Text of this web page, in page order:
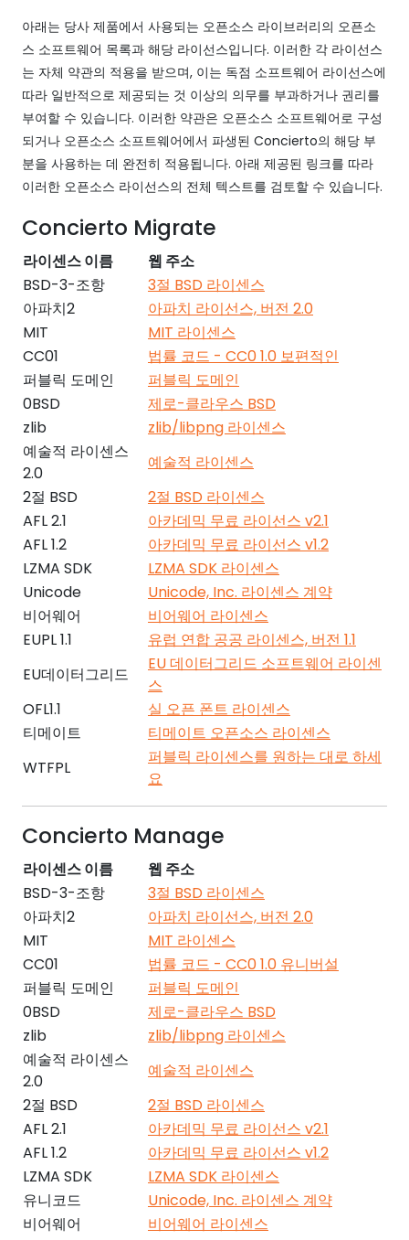
아래는 당사 제품에서 사용되는 오픈소스 라이브러리의 오픈소
스 소프트웨어 목록과 해당 라이선스입니다. 이러한 각 라이선스
는 자체 약관의 적용을 받으며, 이는 독점 소프트웨어 라이선스에
따라 일반적으로 제공되는 것 이상의 의무를 부과하거나 권리를
부여할 수 있습니다. 이러한 약관은 오픈소스 소프트웨어로 구성
되거나 오픈소스 소프트웨어에서 파생된 Concierto의 해당 부
분을 사용하는 데 완전히 적용됩니다. 아래 제공된 링크를 따라
이러한 오픈소스 라이선스의 전체 텍스트를 검토할 수 있습니다.
Concierto Migrate
라이센스 이름
웹 주소
BSD-3-조항
3절 BSD 라이센스
아파치2
아파치 라이선스, 버전 2.0
MIT
MIT 라이센스
CC01
법률 코드 - CC0 1.0 보편적인
퍼블릭 도메인
퍼블릭 도메인
0BSD
제로-클라우스 BSD
zlib
zlib/libpng 라이센스
예술적 라이센스
2.0
예술적 라이센스
2절 BSD
2절 BSD 라이센스
AFL 2.1
아카데믹 무료 라이선스 v2.1
AFL 1.2
아카데믹 무료 라이선스 v1.2
LZMA SDK
LZMA SDK 라이센스
Unicode
Unicode, Inc. 라이센스 계약
비어웨어
비어웨어 라이센스
EUPL 1.1
유럽 연합 공공 라이센스, 버전 1.1
EU데이터그리드
EU 데이터그리드 소프트웨어 라이센
스
OFL1.1
실 오픈 폰트 라이센스
티메이트
티메이트 오픈소스 라이센스
WTFPL
퍼블릭 라이센스를 원하는 대로 하세
요
Concierto Manage
라이센스 이름
웹 주소
BSD-3-조항
3절 BSD 라이센스
아파치2
아파치 라이선스, 버전 2.0
MIT
MIT 라이센스
CC01
법률 코드 - CC0 1.0 유니버설
퍼블릭 도메인
퍼블릭 도메인
0BSD
제로-클라우스 BSD
zlib
zlib/libpng 라이센스
예술적 라이센스
2.0
예술적 라이센스
2절 BSD
2절 BSD 라이센스
AFL 2.1
아카데믹 무료 라이선스 v2.1
AFL 1.2
아카데믹 무료 라이선스 v1.2
LZMA SDK
LZMA SDK 라이센스
유니코드
Unicode, Inc. 라이센스 계약
비어웨어
비어웨어 라이센스